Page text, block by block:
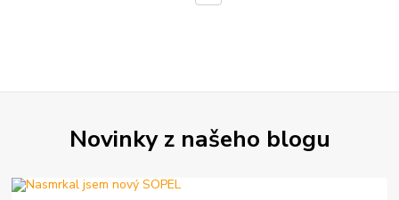
Novinky z našeho blogu